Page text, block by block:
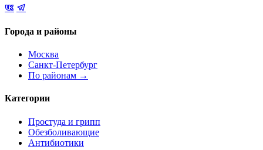
Города и районы
Москва
Санкт-Петербург
По районам →
Категории
Простуда и грипп
Обезболивающие
Антибиотики